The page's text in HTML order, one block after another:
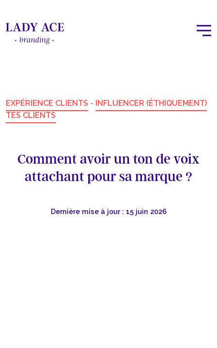
EXPÉRIENCE CLIENTS - INFLUENCER (ÉTHIQUEMENT)
TES CLIENTS
Comment avoir un ton de voix
attachant pour sa marque ?
Dernière mise à jour : 15 juin 2026